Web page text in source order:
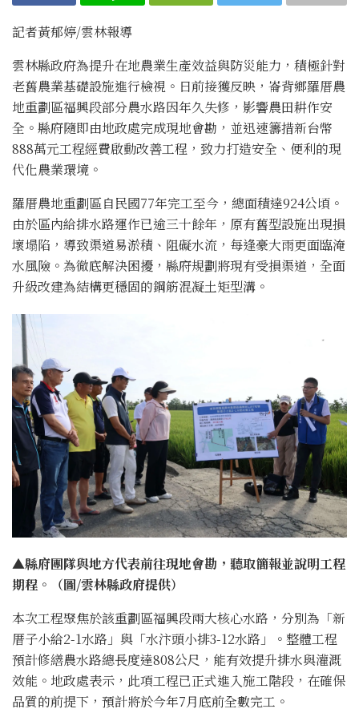
記者黃郁婷/雲林報導
雲林縣政府為提升在地農業生產效益與防災能力，積極針對
老舊農業基礎設施進行檢視。日前接獲反映，崙背鄉羅厝農
地重劃區福興段部分農水路因年久失修，影響農田耕作安
全。縣府隨即由地政處完成現地會勘，並迅速籌措新台幣
888萬元工程經費啟動改善工程，致力打造安全、便利的現
代化農業環境。
羅厝農地重劃區自民國77年完工至今，總面積達924公頃。
由於區內給排水路運作已逾三十餘年，原有舊型設施出現損
壞塌陷，導致渠道易淤積、阻礙水流，每逢豪大雨更面臨淹
水風險。為徹底解決困擾，縣府規劃將現有受損渠道，全面
升級改建為結構更穩固的鋼筋混凝土矩型溝。
▲縣府團隊與地方代表前往現地會勘，聽取簡報並說明工程
期程。（圖/雲林縣政府提供）
本次工程聚焦於該重劃區福興段兩大核心水路，分別為「新
厝子小給2-1水路」與「水汴頭小排3-12水路」。整體工程
預計修繕農水路總長度達808公尺，能有效提升排水與灌溉
效能。地政處表示，此項工程已正式進入施工階段，在確保
品質的前提下，預計將於今年7月底前全數完工。